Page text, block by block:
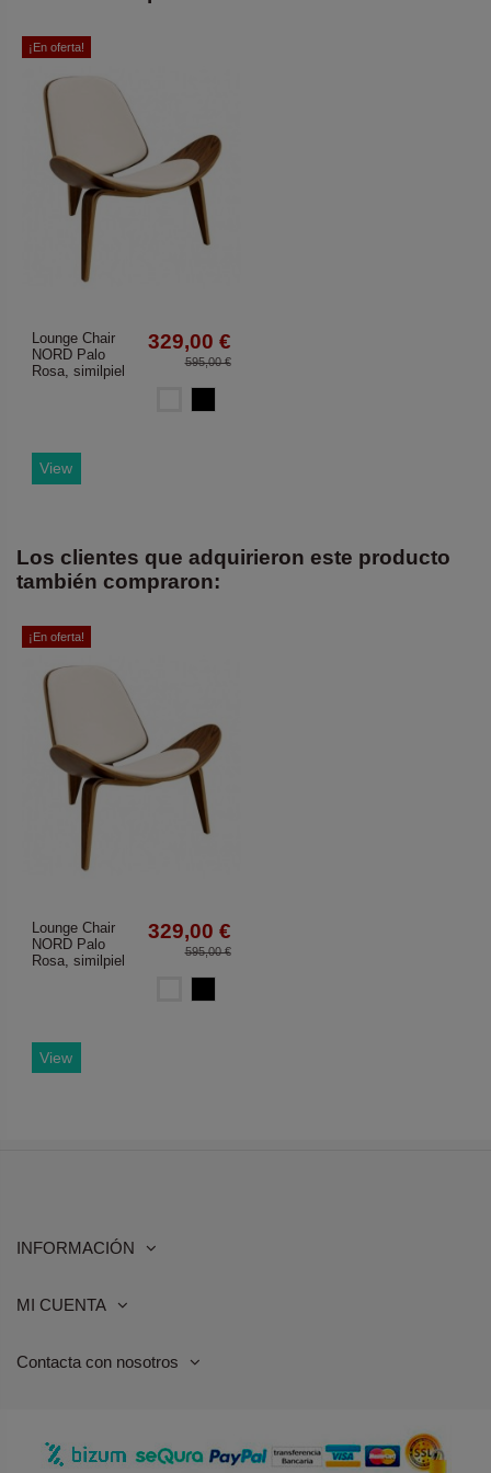
¡En oferta!
Lounge Chair
NORD Palo
Rosa, similpiel
329,00 €
595,00 €
View
Los clientes que adquirieron este producto
también compraron:
¡En oferta!
Lounge Chair
NORD Palo
Rosa, similpiel
329,00 €
595,00 €
View
INFORMACIÓN
MI CUENTA
Contacta con nosotros